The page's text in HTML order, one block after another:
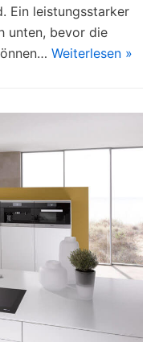
Ein leistungsstarker
unten, bevor die
Weiterlesen »